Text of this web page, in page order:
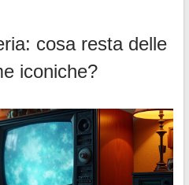
cosa resta delle
iconiche?